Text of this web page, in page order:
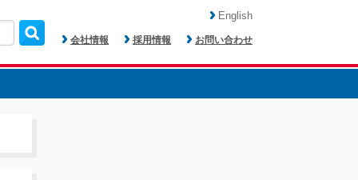
会社情報 採用情報 お問い合わせ
English